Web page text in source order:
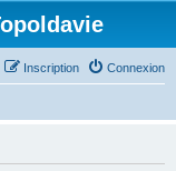
Connexion
Inscription